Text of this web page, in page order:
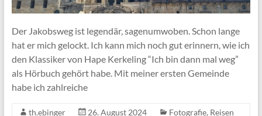
Der Jakobsweg ist legendär, sagenumwoben. Schon lange
hat er mich gelockt. Ich kann mich noch gut erinnern, wie ich
den Klassiker von Hape Kerkeling “Ich bin dann mal weg”
als Hörbuch gehört habe. Mit meiner ersten Gemeinde
habe ich zahlreiche
th.ebinger 26. August 2024 Fotografie, Reisen